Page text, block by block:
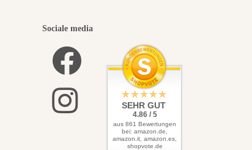
Sociale media
SEHR GUT
4.86 / 5
aus 861 Bewertungen
bei: amazon.de,
amazon.it, amazon.es,
shopvote.de